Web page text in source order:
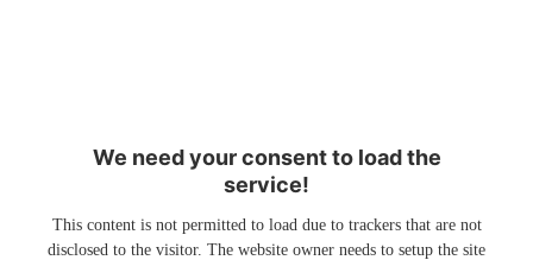
We need your consent to load the
service!
This content is not permitted to load due to trackers that are not
disclosed to the visitor. The website owner needs to setup the site